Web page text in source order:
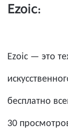
Ezoic:
Ezoic — это
бесплатно
30